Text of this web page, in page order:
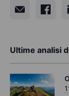
Ultime analisi